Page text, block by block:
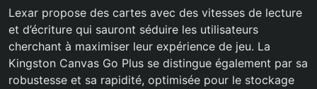
Lexar propose des cartes avec des vitesses de lecture
et d’écriture qui sauront séduire les utilisateurs
cherchant à maximiser leur expérience de jeu. La
Kingston Canvas Go Plus se distingue également par sa
robustesse et sa rapidité, optimisée pour le stockage